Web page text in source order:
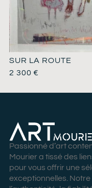
SUR LA ROUTE
2 300€
Passionné d’art
Mourier a tissé des
pour vous offrir une
exceptionnelles.